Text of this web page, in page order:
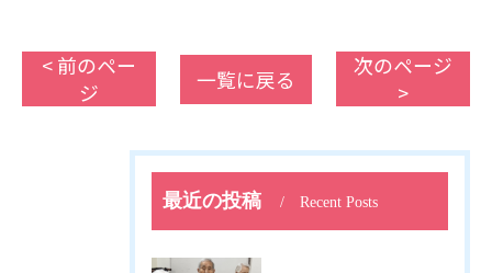
< 前のペー
ジ
一覧に戻る
次のページ
>
最近の投稿 Recent Posts